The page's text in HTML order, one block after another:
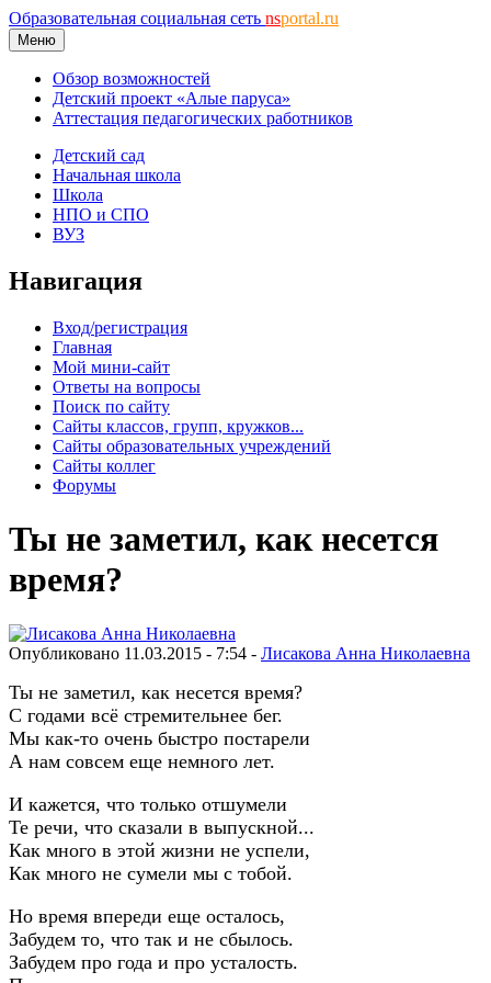
Образовательная социальная сеть nsportal.ru
Меню
Обзор возможностей
Детский проект «Алые паруса»
Аттестация педагогических работников
Детский сад
Начальная школа
Школа
НПО и СПО
ВУЗ
Навигация
Вход/регистрация
Главная
Мой мини-сайт
Ответы на вопросы
Поиск по сайту
Сайты классов, групп, кружков...
Сайты образовательных учреждений
Сайты коллег
Форумы
Ты не заметил, как несется
время?
Опубликовано 11.03.2015 - 7:54 - Лисакова Анна Николаевна
Ты не заметил, как несется время?
С годами всё стремительнее бег.
Мы как-то очень быстро постарели
А нам совсем еще немного лет.
И кажется, что только отшумели
Те речи, что сказали в выпускной...
Как много в этой жизни не успели,
Как много не сумели мы с тобой.
Но время впереди еще осталось,
Забудем то, что так и не сбылось.
Забудем про года и про усталость.